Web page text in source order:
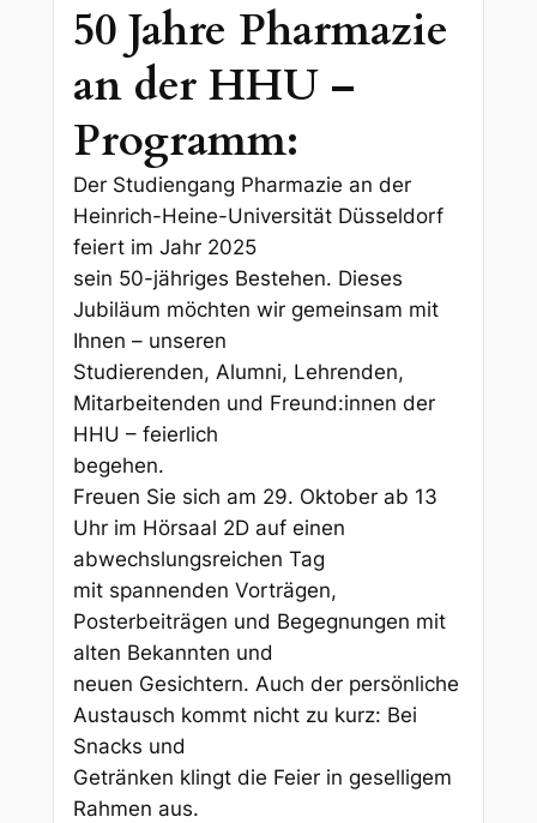
50 Jahre Pharmazie
an der HHU –
Programm:
Der Studiengang Pharmazie an der
Heinrich-Heine-Universität Düsseldorf
feiert im Jahr 2025
sein 50-jähriges Bestehen. Dieses
Jubiläum möchten wir gemeinsam mit
Ihnen – unseren
Studierenden, Alumni, Lehrenden,
Mitarbeitenden und Freund:innen der
HHU – feierlich
begehen.
Freuen Sie sich am 29. Oktober ab 13
Uhr im Hörsaal 2D auf einen
abwechslungsreichen Tag
mit spannenden Vorträgen,
Posterbeiträgen und Begegnungen mit
alten Bekannten und
neuen Gesichtern. Auch der persönliche
Austausch kommt nicht zu kurz: Bei
Snacks und
Getränken klingt die Feier in geselligem
Rahmen aus.